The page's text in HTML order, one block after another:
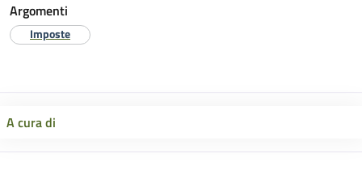
Argomenti
Imposte
A cura di